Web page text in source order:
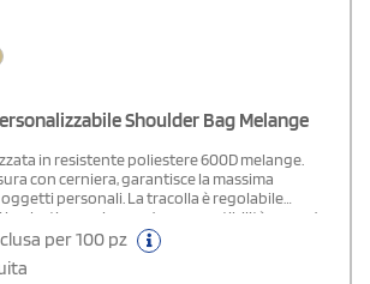
Shoulder Bag Melange
in resistente poliestere 600D melange.
con cerniera, garantisce la massima
personali. La tracolla è regolabile
plastica, assicurando una vestibilità comoda
base a ogni esigenza. Il design moderno e
un accessorio versatile, perfetto per lavoro,
Unisce estetica curata e praticità.
per 100 pz